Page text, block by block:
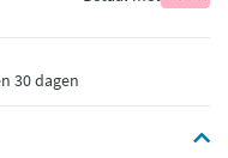
30 dagen